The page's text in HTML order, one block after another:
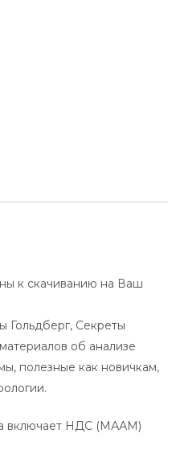
к скачиванию на Ваш
Гольдберг, Секреты
об анализе
полезные как новичкам,
включает НДС (МААМ)